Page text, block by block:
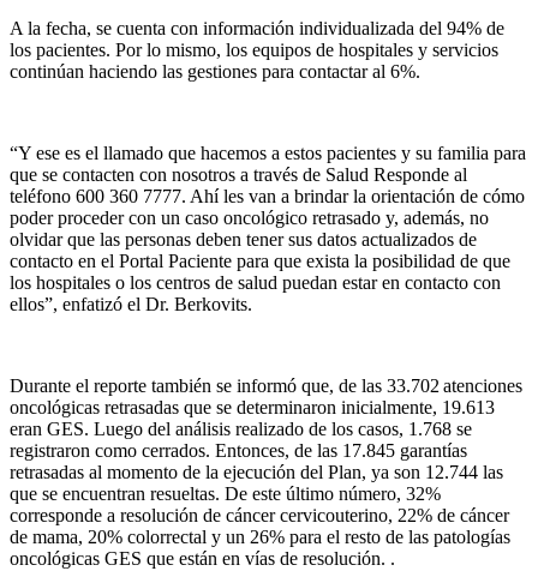
A la fecha, se cuenta con información individualizada del 94% de
los pacientes. Por lo mismo, los equipos de hospitales y servicios
continúan haciendo las gestiones para contactar al 6%.
“Y ese es el llamado que hacemos a estos pacientes y su familia para
que se contacten con nosotros a través de Salud Responde al
teléfono 600 360 7777. Ahí les van a brindar la orientación de cómo
poder proceder con un caso oncológico retrasado y, además, no
olvidar que las personas deben tener sus datos actualizados de
contacto en el Portal Paciente para que exista la posibilidad de que
los hospitales o los centros de salud puedan estar en contacto con
ellos”, enfatizó el Dr. Berkovits.
Durante el reporte también se informó que, de las 33.702 atenciones
oncológicas retrasadas que se determinaron inicialmente, 19.613
eran GES. Luego del análisis realizado de los casos, 1.768 se
registraron como cerrados. Entonces, de las 17.845 garantías
retrasadas al momento de la ejecución del Plan, ya son 12.744 las
que se encuentran resueltas. De este último número, 32%
corresponde a resolución de cáncer cervicouterino, 22% de cáncer
de mama, 20% colorrectal y un 26% para el resto de las patologías
oncológicas GES que están en vías de resolución. .